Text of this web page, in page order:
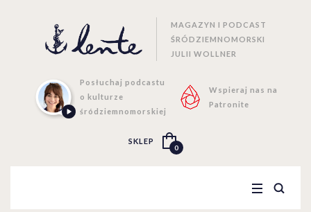
MAGAZYN I PODCAST
ŚRÓDZIEMNOMORSKI
JULII WOLLNER
Posłuchaj podcastu
o kulturze
śródziemnomorskiej
Wspieraj nas na
Patronite
SKLEP
0